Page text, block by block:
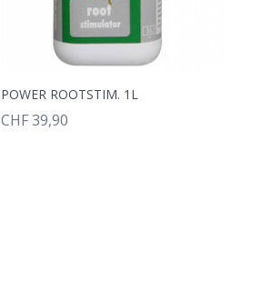
POWER ROOTSTIM. 1L
CHF 39,90